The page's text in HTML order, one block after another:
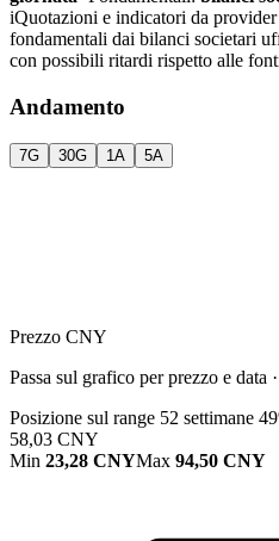
iQuotazioni e indicatori da
fondamentali dai bilanci societari
con possibili ritardi rispetto alle
Andamento
7G 30G 1A 5A
Prezzo CNY
Passa sul grafico per prezzo e data
Posizione sul range 52 settimane
58,03 CNY
Min 23,28 CNYMax 94,50 CNY